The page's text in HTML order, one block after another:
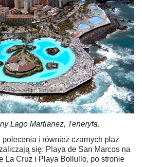
Lago Martianez, Teneryfa.
polecenia i również czarnych plaż
się: Playa de San Marcos na
La Cruz i Playa Bollullo, po stronie